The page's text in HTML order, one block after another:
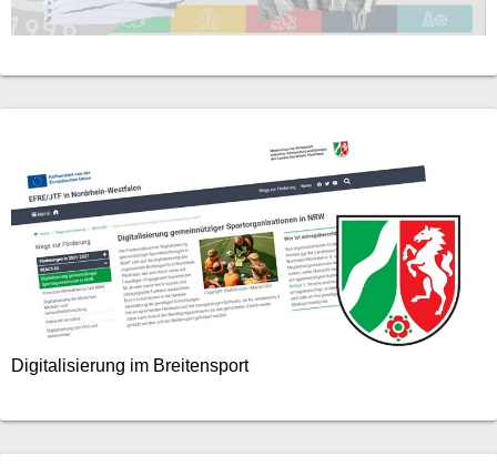
Digitalisierung im Breitensport